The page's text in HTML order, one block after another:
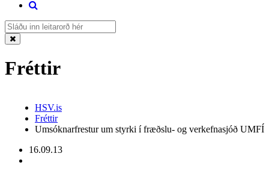
Fréttir
HSV.is
Fréttir
Umsóknarfrestur um styrki í fræðslu- og verkefnasjóð UMFÍ
16.09.13